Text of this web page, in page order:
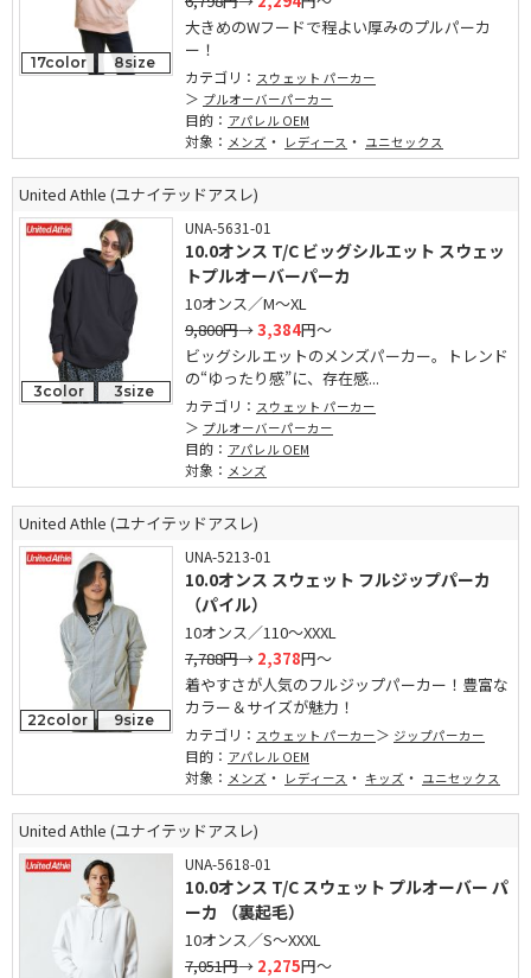
17color 8size
大きめのWフードで程よい厚みのプルパーカ
ー！
カテゴリ： スウェット パーカー
プルオーバーパーカー
目的： アパレル OEM
対象： メンズ ・ レディース ・ ユニセックス
United Athle (ユナイテッドアスレ)
3color 3size
UNA-5631-01
10.0オンス T/C ビッグシルエット スウェッ
トプルオーバーパーカ
10オンス／M～XL
9,800円→3,384円～
ビッグシルエットのメンズパーカー。トレンド
の“ゆったり感”に、存在感...
カテゴリ： スウェット パーカー
プルオーバーパーカー
目的： アパレル OEM
対象： メンズ
United Athle (ユナイテッドアスレ)
22color 9size
UNA-5213-01
10.0オンス スウェット フルジップパーカ
（パイル）
10オンス／110～XXXL
7,788円→ 2,378円～
着やすさが人気のフルジップパーカー！豊富な
カラー＆サイズが魅力！
カテゴリ： スウェット パーカー ジップパーカー
目的： アパレル OEM
対象： メンズ ・ レディース ・ キッズ ・ ユニセックス
United Athle (ユナイテッドアスレ)
UNA-5618-01
10.0オンス T/C スウェット プルオーバー パ
ーカ （裏起毛）
10オンス／S～XXXL
7,051円→ 2,275円～